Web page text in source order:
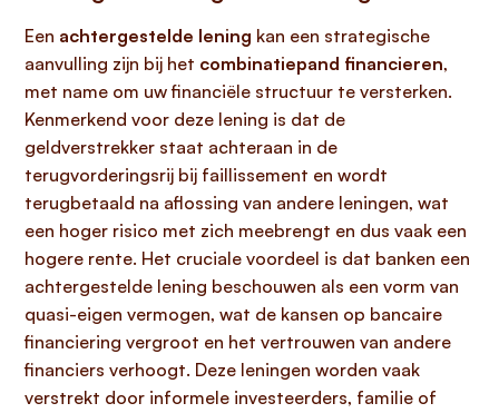
Een achtergestelde lening kan een strategische
aanvulling zijn bij het combinatiepand financieren,
met name om uw financiële structuur te versterken.
Kenmerkend voor deze lening is dat de
geldverstrekker staat achteraan in de
terugvorderingsrij bij faillissement en wordt
terugbetaald na aflossing van andere leningen, wat
een hoger risico met zich meebrengt en dus vaak een
hogere rente. Het cruciale voordeel is dat banken een
achtergestelde lening beschouwen als een vorm van
quasi-eigen vermogen, wat de kansen op bancaire
financiering vergroot en het vertrouwen van andere
financiers verhoogt. Deze leningen worden vaak
verstrekt door informele investeerders, familie of